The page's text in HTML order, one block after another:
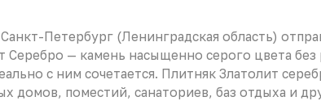
Санкт-Петербург (Ленинградская область)
Серебро — камень насыщенно серого цвета
с ним сочетается. Плитняк Златолит
домов, поместий, санаториев, баз отдыха и